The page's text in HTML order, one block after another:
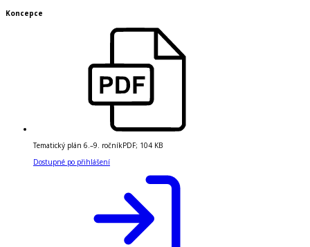
Koncepce
Tematický plán 6.–9. ročníkPDF; 104 KB
Dostupné po přihlášení